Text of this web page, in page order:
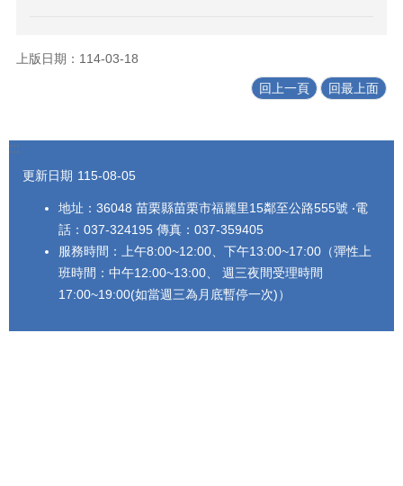
上版日期：114-03-18
回上一頁 回最上面
:::
更新日期 115-08-05
地址：36048 苗栗縣苗栗市福麗里15鄰至公路555號 ‧電
話：037-324195 傳真：037-359405
服務時間：上午8:00~12:00、下午13:00~17:00（彈性上
班時間：中午12:00~13:00、 週三夜間受理時間
17:00~19:00(如當週三為月底暫停一次)）